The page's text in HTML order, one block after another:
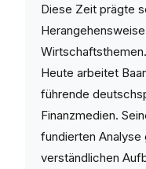
Diese Zeit prägte
Wirtschaftsthemen.
Heute arbeitet
führende
Finanzmedien.
fundierten Analyse
verständlichen